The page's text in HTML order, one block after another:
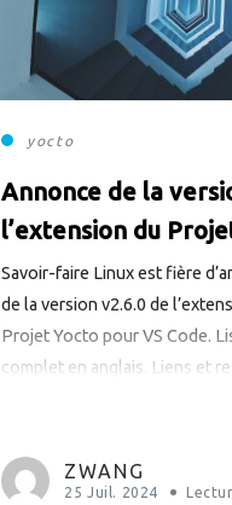
yocto
Annonce de la
l’extension du
VS Code
Savoir-faire Linux est fière
de la version v2.6.0 de
Projet Yocto pour VS Code.
complet en anglais. Liens et
l’extension depuis le magasin
le code, signalez des […]
ZWANG
25 Juil. 2024